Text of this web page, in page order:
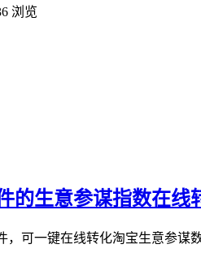
浏览
的生意参谋指数在线
可一键在线转化淘宝生意参